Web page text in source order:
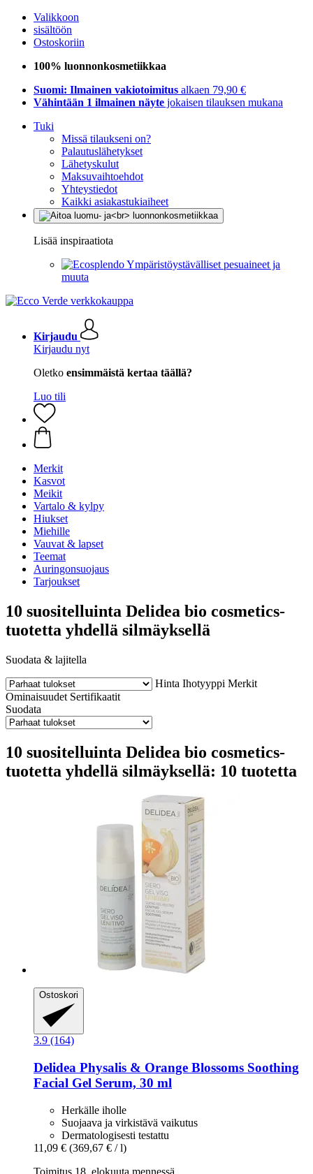
Valikkoon
sisältöön
Ostoskoriin
100% luonnonkosmetiikkaa
Suomi: Ilmainen vakiotoimitus alkaen 79,90 €
Vähintään 1 ilmainen näyte jokaisen tilauksen mukana
Tuki
Missä tilaukseni on?
Palautuslähetykset
Lähetyskulut
Maksuvaihtoehdot
Yhteystiedot
Kaikki asiakastukiaiheet
Lisää inspiraatiota
Ympäristöystävälliset pesuaineet ja
muuta
Kirjaudu
Kirjaudu nyt
Oletko ensimmäistä kertaa täällä?
Luo tili
Merkit
Kasvot
Meikit
Vartalo & kylpy
Hiukset
Miehille
Vauvat & lapset
Teemat
Auringonsuojaus
Tarjoukset
10 suositelluinta Delidea bio cosmetics-
tuotetta yhdellä silmäyksellä
Suodata & lajitella
Hinta Ihotyyppi Merkit
Ominaisuudet Sertifikaatit
Suodata
10 suositelluinta Delidea bio cosmetics-
tuotetta yhdellä silmäyksellä: 10 tuotetta
Ostoskori
3.9 (164)
Delidea Physalis & Orange Blossoms Soothing
Facial Gel Serum, 30 ml
Herkälle iholle
Suojaava ja virkistävä vaikutus
Dermatologisesti testattu
11,09 € (369,67 € / l)
Toimitus 18. elokuuta mennessä